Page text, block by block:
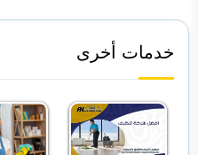
خدمات أخرى